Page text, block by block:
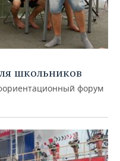
школьников
форум